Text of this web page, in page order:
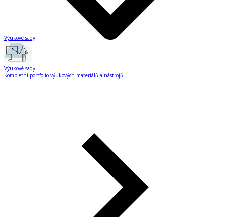
Výukové sady
Výukové sady
Kompletní portfolio výukových materiálů a nástrojů